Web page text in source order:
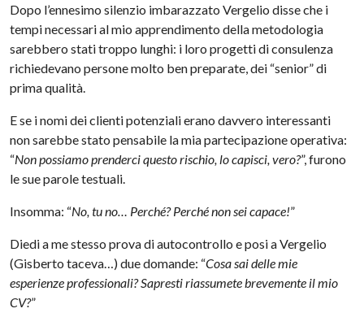
Dopo l’ennesimo silenzio imbarazzato Vergelio disse che i
tempi necessari al mio apprendimento della metodologia
sarebbero stati troppo lunghi: i loro progetti di consulenza
richiedevano persone molto ben preparate, dei “senior” di
prima qualità.
E se i nomi dei clienti potenziali erano davvero interessanti
non sarebbe stato pensabile la mia partecipazione operativa:
“Non possiamo prenderci questo rischio, lo capisci, vero?”, furono
le sue parole testuali.
Insomma: “No, tu no… Perché? Perché non sei capace!”
Diedi a me stesso prova di autocontrollo e posi a Vergelio
(Gisberto taceva…) due domande: “Cosa sai delle mie
esperienze professionali? Sapresti riassumete brevemente il mio
CV?”